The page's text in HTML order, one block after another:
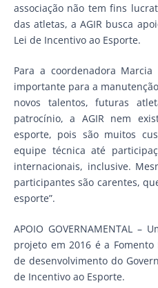
associação não tem fins
das atletas, a AGIR busca
Lei de Incentivo ao Esporte.
Para a coordenadora
importante para a
novos talentos, futuras
patrocínio, a AGIR nem
esporte, pois são muitos
equipe técnica até
internacionais, inclusive.
participantes são carentes,
esporte”.
APOIO GOVERNAMENTAL –
projeto em 2016 é a
de desenvolvimento do
de Incentivo ao Esporte.